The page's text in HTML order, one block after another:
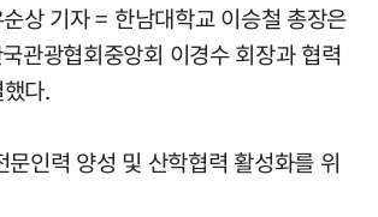
상 기자 = 한남대학교 이승철 총장은
관광협회중앙회 이경수 회장과 협력
다.
문인력 양성 및 산학협력 활성화를 위